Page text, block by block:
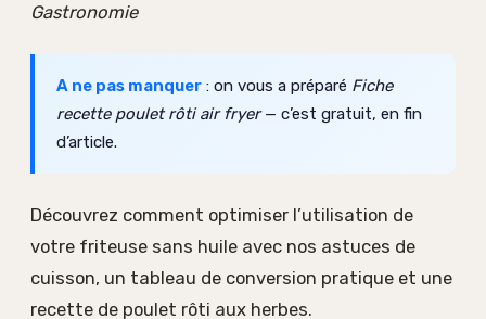
Gastronomie
A ne pas manquer : on vous a préparé Fiche
recette poulet rôti air fryer— c’est gratuit, en fin
d’article.
Découvrez comment optimiser l’utilisation de
votre friteuse sans huile avec nos astuces de
cuisson, un tableau de conversion pratique et une
recette de poulet rôti aux herbes.